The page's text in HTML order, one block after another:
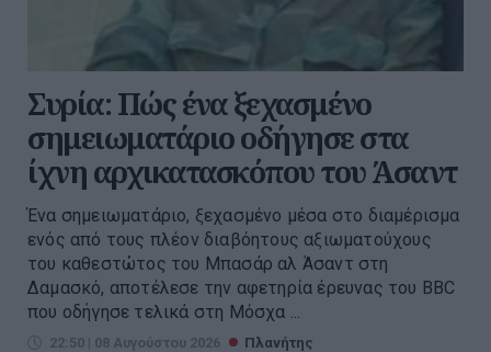
Συρία: Πώς ένα ξεχασμένο
σημειωματάριο οδήγησε στα
ίχνη αρχικατασκόπου του Άσαντ
Ένα σημειωματάριο, ξεχασμένο μέσα στο διαμέρισμα
ενός από τους πλέον διαβόητους αξιωματούχους
του καθεστώτος του Μπασάρ αλ Άσαντ στη
Δαμασκό, αποτέλεσε την αφετηρία έρευνας του BBC
που οδήγησε τελικά στη Μόσχα ...
22:50 | 08 Αυγούστου 2026 Πλανήτης